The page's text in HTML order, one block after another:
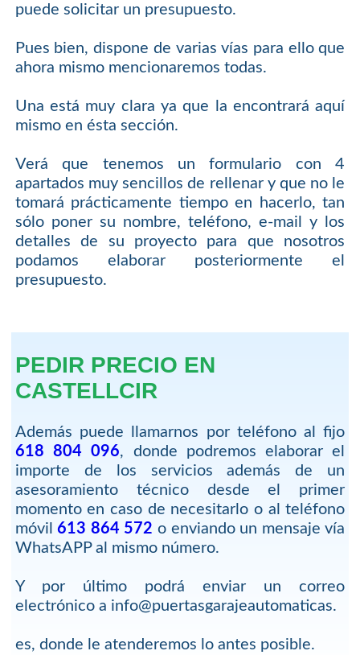
puede solicitar un presupuesto.
Pues bien, dispone de varias vías para ello que
ahora mismo mencionaremos todas.
Una está muy clara ya que la encontrará aquí
mismo en ésta sección.
Verá que tenemos un formulario con 4
apartados muy sencillos de rellenar y que no le
tomará prácticamente tiempo en hacerlo, tan
sólo poner su nombre, teléfono, e-mail y los
detalles de su proyecto para que nosotros
podamos elaborar posteriormente el
presupuesto.
PEDIR PRECIO EN
CASTELLCIR
Además puede llamarnos por teléfono al fijo
618 804 096, donde podremos elaborar el
importe de los servicios además de un
asesoramiento técnico desde el primer
momento en caso de necesitarlo o al teléfono
móvil613 864 572 o enviando un mensaje vía
WhatsAPP al mismo número.
Y por último podrá enviar un correo
electrónico a info@puertasgarajeautomaticas.
es, donde le atenderemos lo antes posible.